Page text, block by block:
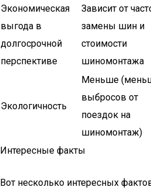
Экономическая
выгода в
долгосрочной
перспективе
Зависит от
замены шин и
стоимости
шиномонтажа
Экологичность
Меньше
выбросов от
поездок на
шиномонтаж)
Интересные факты
Вот несколько интересных